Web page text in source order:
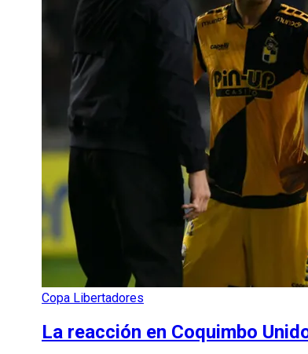
Copa Libertadores
La reacción en Coquimbo